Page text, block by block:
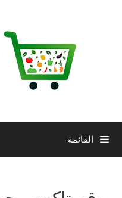
القائمة